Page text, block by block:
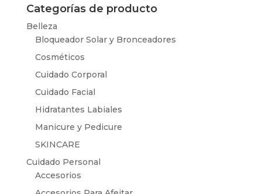
Categorías de producto
Belleza
Bloqueador Solar y Bronceadores
Cosméticos
Cuidado Corporal
Cuidado Facial
Hidratantes Labiales
Manicure y Pedicure
SKINCARE
Cuidado Personal
Accesorios